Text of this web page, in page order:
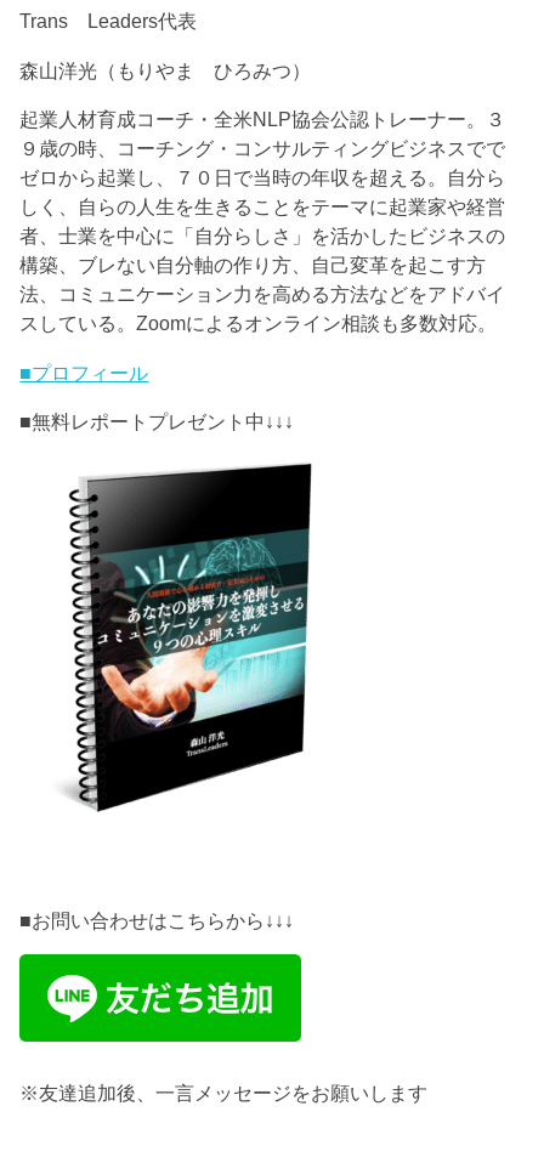
Trans Leaders代表
森山洋光（もりやま ひろみつ）
起業人材育成コーチ・全米NLP協会公認トレーナー。３
９歳の時、コーチング・コンサルティングビジネスでで
ゼロから起業し、７０日で当時の年収を超える。自分ら
しく、自らの人生を生きることをテーマに起業家や経営
者、士業を中心に「自分らしさ」を活かしたビジネスの
構築、ブレない自分軸の作り方、自己変革を起こす方
法、コミュニケーション力を高める方法などをアドバイ
スしている。Zoomによるオンライン相談も多数対応。
■プロフィール
■無料レポートプレゼント中↓↓↓
■お問い合わせはこちらから↓↓↓
※友達追加後、一言メッセージをお願いします